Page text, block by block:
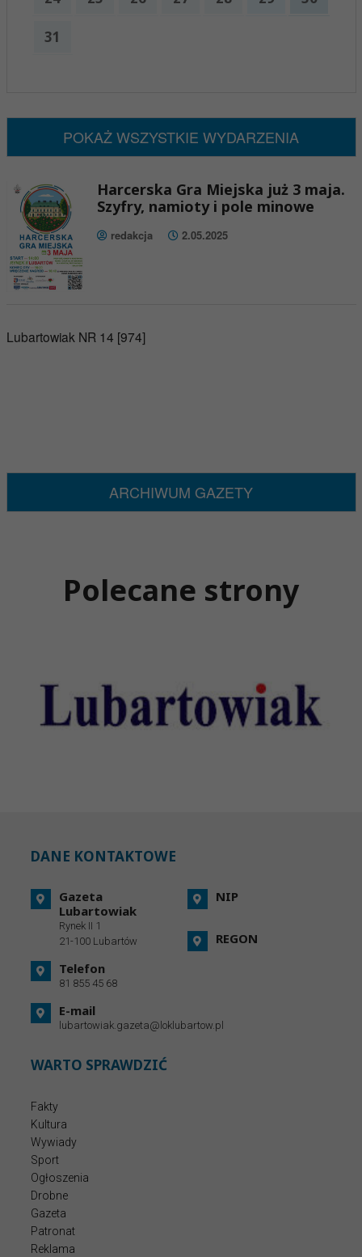
31
POKAŻ WSZYSTKIE WYDARZENIA
Harcerska Gra Miejska już 3 maja.
Szyfry, namioty i pole minowe
redakcja 2.05.2025
Lubartowiak NR 14 [974]
ARCHIWUM GAZETY
Polecane strony
DANE KONTAKTOWE
Gazeta
Lubartowiak
Rynek II 1
21-100 Lubartów
Telefon
81 855 45 68
E-mail
lubartowiak.gazeta@loklubartow.pl
NIP
REGON
WARTO SPRAWDZIĆ
Fakty
Kultura
Wywiady
Sport
Ogłoszenia
Drobne
Gazeta
Patronat
Reklama